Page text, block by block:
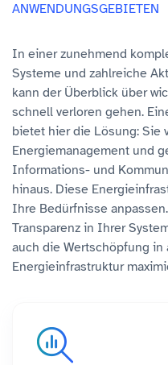
ANWENDUNGSGEBIETEN
In einer zunehmend
Systeme und zahlreiche
kann der Überblick über
schnell verloren gehen.
bietet hier die Lösung: Sie
Energiemanagement und
Informations- und
hinaus. Diese
Ihre Bedürfnisse
Transparenz in Ihrer
auch die Wertschöpfung
Energieinfrastruktur